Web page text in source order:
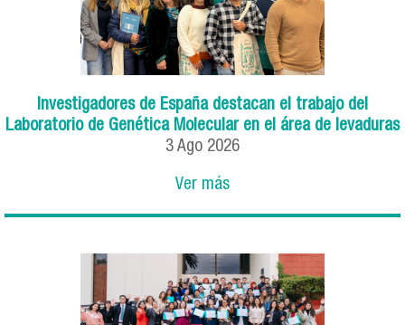
Investigadores de España destacan el trabajo del
Laboratorio de Genética Molecular en el área de levaduras
3 Ago 2026
Ver más